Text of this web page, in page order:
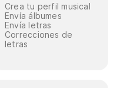
Crea tu perfil musical
Envía álbumes
Envía letras
Correcciones de
letras